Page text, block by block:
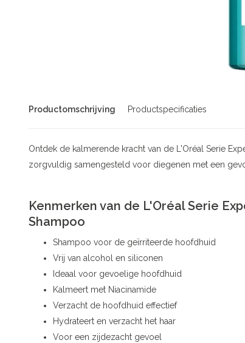
Productomschrijving Productspecificaties
Ontdek de kalmerende kracht van de L'Oréal Serie
zorgvuldig samengesteld voor diegenen met een
Kenmerken van de L'Oréal Serie
Shampoo
Shampoo voor de geïrriteerde hoofdhuid
Vrij van alcohol en siliconen
Ideaal voor gevoelige hoofdhuid
Kalmeert met Niacinamide
Verzacht de hoofdhuid effectief
Hydrateert en verzacht het haar
Voor een zijdezacht gevoel